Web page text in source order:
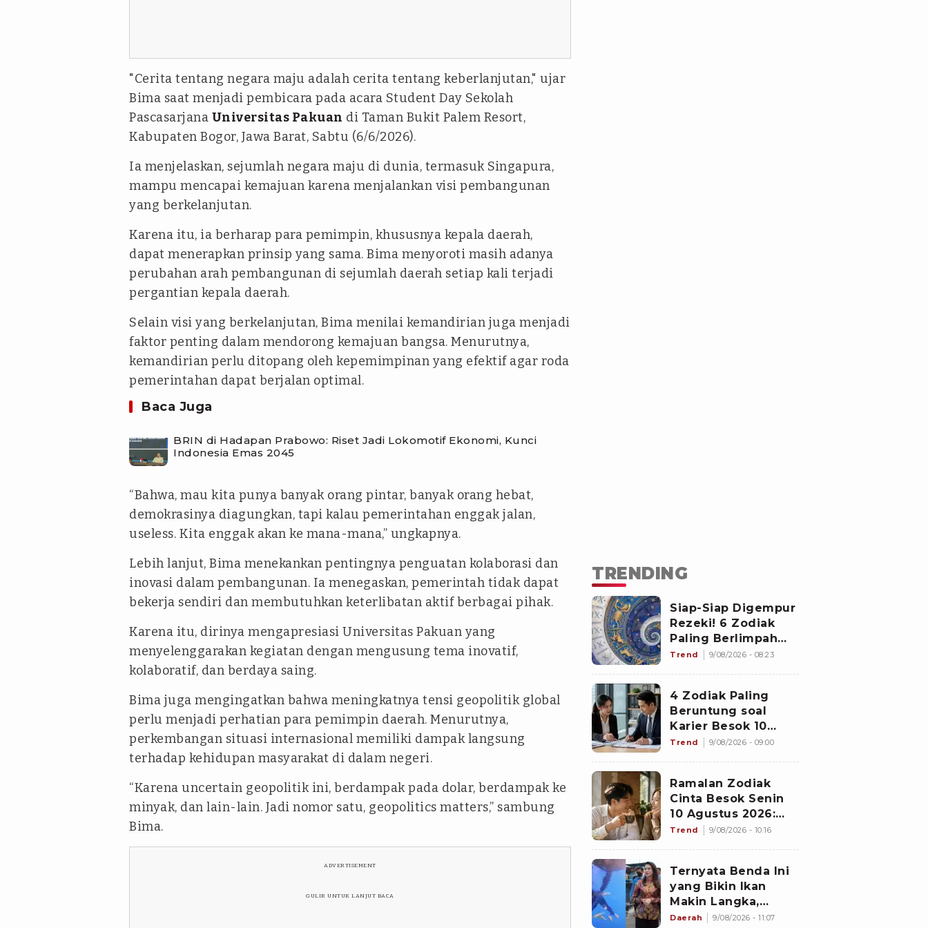
"Cerita tentang negara maju adalah cerita tentang keberlanjutan," ujar
Bima saat menjadi pembicara pada acara Student Day Sekolah
Pascasarjana Universitas Pakuan di Taman Bukit Palem Resort,
Kabupaten Bogor, Jawa Barat, Sabtu (6/6/2026).
Ia menjelaskan, sejumlah negara maju di dunia, termasuk Singapura,
mampu mencapai kemajuan karena menjalankan visi pembangunan
yang berkelanjutan.
Karena itu, ia berharap para pemimpin, khususnya kepala daerah,
dapat menerapkan prinsip yang sama. Bima menyoroti masih adanya
perubahan arah pembangunan di sejumlah daerah setiap kali terjadi
pergantian kepala daerah.
Selain visi yang berkelanjutan, Bima menilai kemandirian juga menjadi
faktor penting dalam mendorong kemajuan bangsa. Menurutnya,
kemandirian perlu ditopang oleh kepemimpinan yang efektif agar roda
pemerintahan dapat berjalan optimal.
Baca Juga
BRIN di Hadapan Prabowo: Riset Jadi Lokomotif Ekonomi, Kunci
Indonesia Emas 2045
“Bahwa, mau kita punya banyak orang pintar, banyak orang hebat,
demokrasinya diagungkan, tapi kalau pemerintahan enggak jalan,
useless. Kita enggak akan ke mana-mana,” ungkapnya.
Lebih lanjut, Bima menekankan pentingnya penguatan kolaborasi dan
inovasi dalam pembangunan. Ia menegaskan, pemerintah tidak dapat
bekerja sendiri dan membutuhkan keterlibatan aktif berbagai pihak.
Karena itu, dirinya mengapresiasi Universitas Pakuan yang
menyelenggarakan kegiatan dengan mengusung tema inovatif,
kolaboratif, dan berdaya saing.
Bima juga mengingatkan bahwa meningkatnya tensi geopolitik global
perlu menjadi perhatian para pemimpin daerah. Menurutnya,
perkembangan situasi internasional memiliki dampak langsung
terhadap kehidupan masyarakat di dalam negeri.
“Karena uncertain geopolitik ini, berdampak pada dolar, berdampak ke
minyak, dan lain-lain. Jadi nomor satu, geopolitics matters,” sambung
Bima.
ADVERTISEMENT
GULIR UNTUK LANJUT BACA
TRENDING
Siap-Siap Digempur
Rezeki! 6 Zodiak
Paling Berlimpah
Cuan di 10 Agustus
Trend 9/08/2026 - 08:23
4 Zodiak Paling
Beruntung soal
Karier Besok 10
Agustus 2026: Leo
Diperhitungkan
Trend 9/08/2026 - 09:00
Ramalan Zodiak
Cinta Besok Senin
10 Agustus 2026:
Cancer Full Senyum
Terprovokasi Kabar
Burung di Awal
Pekan
Trend 9/08/2026 - 10:16
Ternyata Benda Ini
yang Bikin Ikan
Makin Langka,
Nelayan Malut
Daerah 9/08/2026 - 11:07